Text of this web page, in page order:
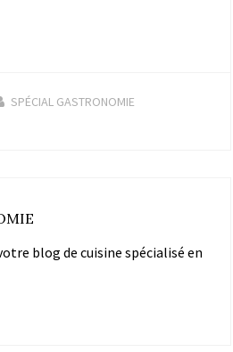
SPÉCIAL GASTRONOMIE
blog de cuisine spécialisé en